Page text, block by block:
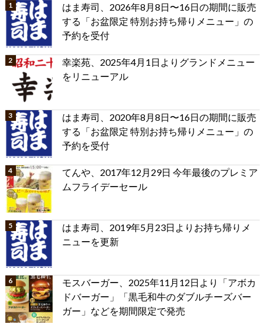
はま寿司、2026年8月8日〜16日の期間に販売
する「お盆限定 特別お持ち帰りメニュー」の
予約を受付
幸楽苑、2025年4月1日よりグランドメニュー
をリニューアル
はま寿司、2020年8月8日〜16日の期間に販売
する「お盆限定 特別お持ち帰りメニュー」の
予約を受付
てんや、2017年12月29日 今年最後のプレミア
ムフライデーセール
はま寿司、2019年5月23日よりお持ち帰りメ
ニューを更新
モスバーガー、2025年11月12日より「アボカ
ドバーガー」「黒毛和牛のダブルチーズバー
ガー」などを期間限定で発売